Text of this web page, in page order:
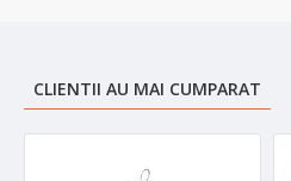
CLIENTII AU MAI CUMPARAT